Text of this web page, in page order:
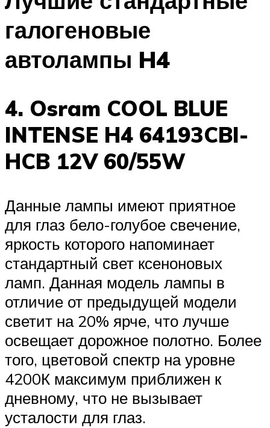
галогеновые
автолампы H4
4. Osram COOL BLUE
INTENSE H4 64193CBI-
HCB 12V 60/55W
Данные лампы имеют приятное
для глаз бело-голубое свечение,
яркость которого напоминает
стандартный свет ксеноновых
ламп. Данная модель лампы в
отличие от предыдущей модели
светит на 20% ярче, что лучше
освещает дорожное полотно. Более
того, цветовой спектр на уровне
4200К максимум приближен к
дневному, что не вызывает
усталости для глаз.